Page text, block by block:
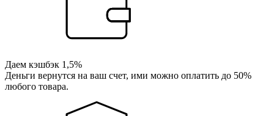
Даем кэшбэк 1,5%
Деньги вернутся на ваш счет, ими можно оплатить до 50%
любого товара.